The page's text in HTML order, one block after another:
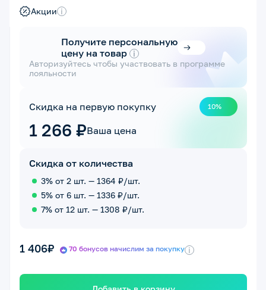
Акции i
Получите персональную
цену на товар i
Авторизуйтесь чтобы участвовать в программе
лояльности
Скидка на первую покупку 10%
1 266 ₽Ваша цена
Скидка от количества
3% от 2 шт. — 1364 ₽/шт.
5% от 6 шт. — 1336 ₽/шт.
7% от 12 шт. — 1308 ₽/шт.
1 406₽ 70 бонусов начислим за покупку i